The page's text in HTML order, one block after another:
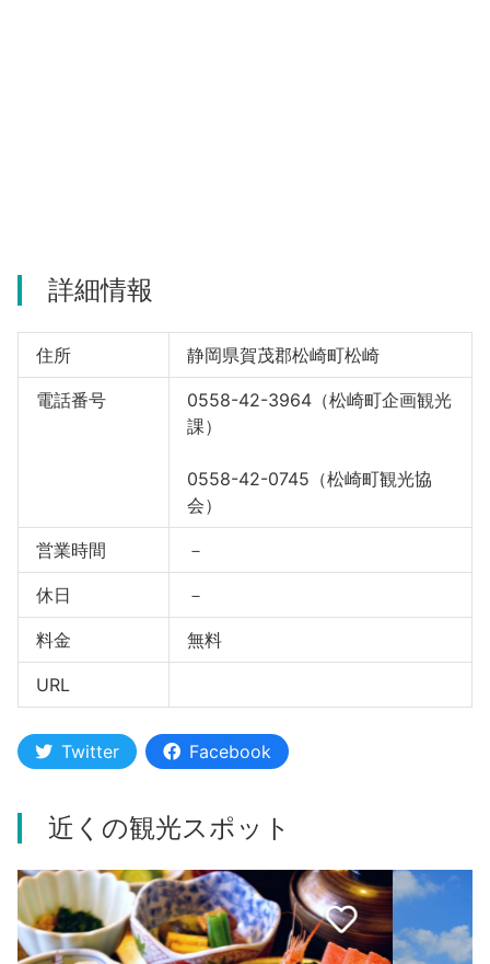
詳細情報
住所 静岡県賀茂郡松崎町松崎
電話番号
0558-42-3964（松崎町企画観光
課）
0558-42-0745（松崎町観光協
会）
営業時間 －
休日 －
料金 無料
URL
Twitter Facebook
近くの観光スポット